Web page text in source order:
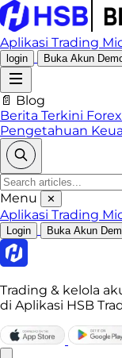
Aplikasi Trading
login Buka Akun
📄 Blog
Berita Terkini Forex
Pengetahuan
Menu ✕
Aplikasi Trading
Login Buka Akun
Trading & kelola
di Aplikasi HSB